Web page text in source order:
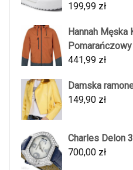
199,99 zł
Hannah Męska
441,99 zł
Damska
149,90 zł
Charles Delon
700,00 zł